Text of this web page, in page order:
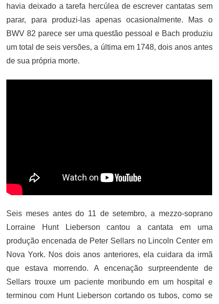
havia deixado a tarefa hercúlea de escrever cantatas sem
parar, para produzi-las apenas ocasionalmente. Mas o
BWV 82 parece ser uma questão pessoal e Bach produziu
um total de seis versões, a última em 1748, dois anos antes
de sua própria morte.
Seis meses antes do 11 de setembro, a mezzo-soprano
Lorraine Hunt Lieberson cantou a cantata em uma
produção encenada de Peter Sellars no Lincoln Center em
Nova York. Nos dois anos anteriores, ela cuidara da irmã
que estava morrendo. A encenação surpreendente de
Sellars trouxe um paciente moribundo em um hospital e
terminou com Hunt Lieberson cortando os tubos, como se